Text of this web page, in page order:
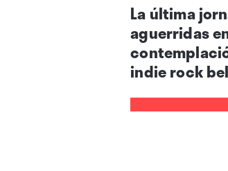
La última
aguerridas
indie rock